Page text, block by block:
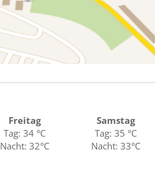
Freitag
Tag: 34 °C
Nacht: 32°C
Samstag
Tag: 35 °C
Nacht: 33°C